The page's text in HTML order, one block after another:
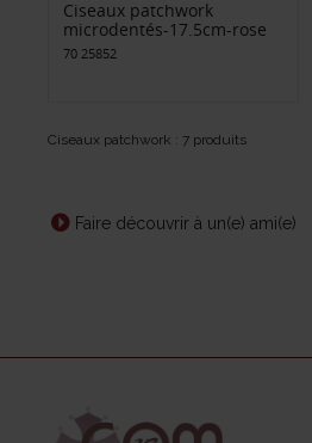
Ciseaux patchwork
microdentés-17.5cm-rose
70 25852
Ciseaux patchwork : 7 produits
Faire découvrir à un(e) ami(e)